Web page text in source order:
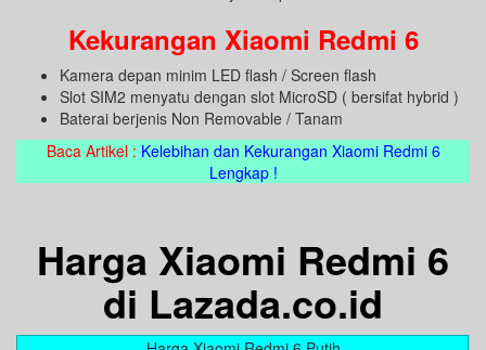
Kekurangan Xiaomi Redmi 6
Kamera depan minim LED flash / Screen flash
Slot SIM2 menyatu dengan slot MicroSD ( bersifat hybrid )
Baterai berjenis Non Removable / Tanam
Baca Artikel : Kelebihan dan Kekurangan Xiaomi Redmi 6
Lengkap !
Harga Xiaomi Redmi 6
di Lazada.co.id